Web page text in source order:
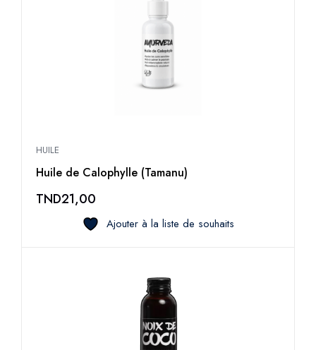
HUILE
Huile de Calophylle (Tamanu)
TND21,00
Ajouter à la liste de souhaits